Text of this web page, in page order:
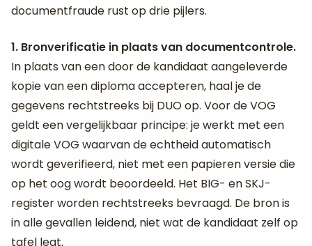
documentfraude rust op drie pijlers.
1. Bronverificatie in plaats van documentcontrole.
In plaats van een door de kandidaat aangeleverde
kopie van een diploma accepteren, haal je de
gegevens rechtstreeks bij DUO op. Voor de VOG
geldt een vergelijkbaar principe: je werkt met een
digitale VOG waarvan de echtheid automatisch
wordt geverifieerd, niet met een papieren versie die
op het oog wordt beoordeeld. Het BIG- en SKJ-
register worden rechtstreeks bevraagd. De bron is
in alle gevallen leidend, niet wat de kandidaat zelf op
tafel legt.